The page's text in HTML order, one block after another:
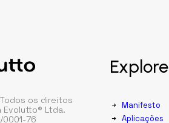
os direitos
Evolutto® Ltda.
0001-76
Explore
Manifesto
Aplicações